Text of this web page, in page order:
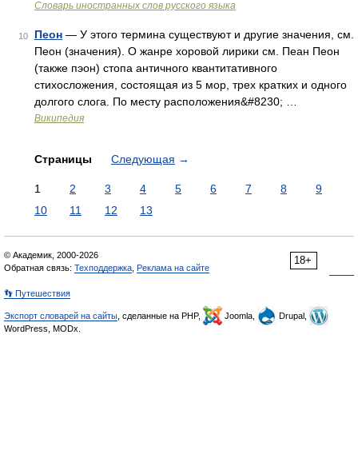
Словарь иностранных слов русского языка
10 Пеон — У этого термина существуют и другие значения, см.
Пеон (значения). О жанре хоровой лирики см. Пеан Пеон
(также пэон) стопа античного квантитативного
стихосложения, состоящая из 5 мор, трех кратких и одного
долгого слога. По месту расположения&#8230; …
Википедия
Страницы Следующая →
1 2 3 4 5 6 7 8
9
10
11 12 13
18+
© Академик, 2000-2026
Обратная связь: Техподдержка Реклама на сайте
👣 Путешествия
Экспорт словарей на сайты , сделанные на PHP, Joomla,
Drupal,
WordPress, MODx.